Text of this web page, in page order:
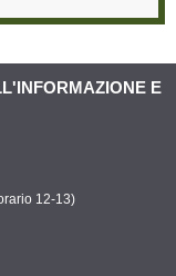
E
12-13)